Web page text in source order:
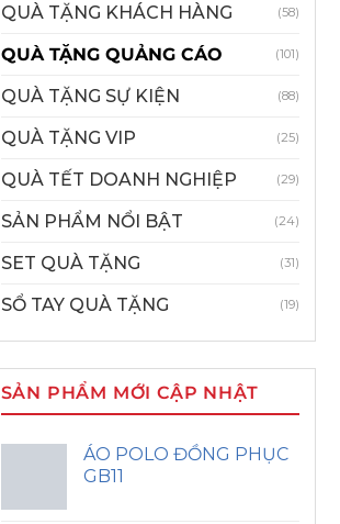
QUÀ TẶNG KHÁCH HÀNG (58)
QUÀ TẶNG QUẢNG CÁO (101)
QUÀ TẶNG SỰ KIỆN (88)
QUÀ TẶNG VIP (25)
QUÀ TẾT DOANH NGHIỆP (29)
SẢN PHẨM NỔI BẬT (24)
SET QUÀ TẶNG (31)
SỔ TAY QUÀ TẶNG (19)
SẢN PHẨM MỚI CẬP NHẬT
ÁO POLO ĐỒNG PHỤC
GB11